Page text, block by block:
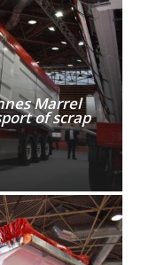
Marrel
of scrap